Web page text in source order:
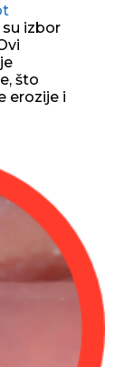
izbor
što
erozije i